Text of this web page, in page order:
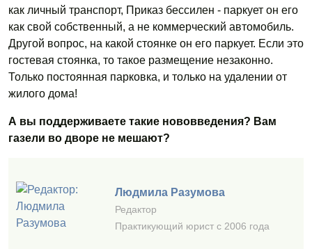
как личный транспорт, Приказ бессилен - паркует он его
как свой собственный, а не коммерческий автомобиль.
Другой вопрос, на какой стоянке он его паркует. Если это
гостевая стоянка, то такое размещение незаконно.
Только постоянная парковка, и только на удалении от
жилого дома!
А вы поддерживаете такие нововведения? Вам
газели во дворе не мешают?
Людмила Разумова
Редактор
Практикующий юрист с 2006 года